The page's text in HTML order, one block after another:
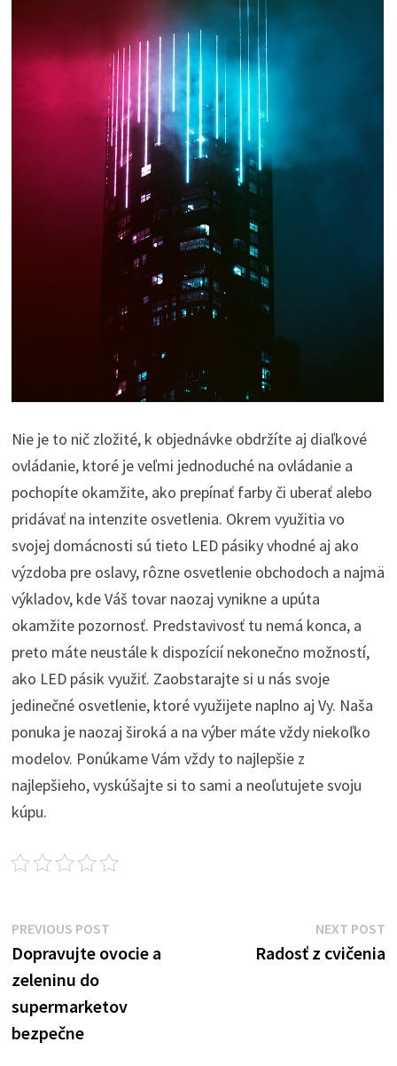
Nie je to nič zložité, k objednávke obdržíte aj diaľkové
ovládanie, ktoré je veľmi jednoduché na ovládanie a
pochopíte okamžite, ako prepínať farby či uberať alebo
pridávať na intenzite osvetlenia. Okrem využitia vo
svojej domácnosti sú tieto LED pásiky vhodné aj ako
výzdoba pre oslavy, rôzne osvetlenie obchodoch a najmä
výkladov, kde Váš tovar naozaj vynikne a upúta
okamžite pozornosť. Predstavivosť tu nemá konca, a
preto máte neustále k dispozícií nekonečno možností,
ako LED pásik využiť. Zaobstarajte si u nás svoje
jedinečné osvetlenie, ktoré využijete naplno aj Vy. Naša
ponuka je naozaj široká a na výber máte vždy niekoľko
modelov. Ponúkame Vám vždy to najlepšie z
najlepšieho, vyskúšajte si to sami a neoľutujete svoju
kúpu.
Post
navigation
PREVIOUS POSTPrevious
post:
Dopravujte ovocie a
zeleninu do
supermarketov
bezpečne
NEXT POST
Radosť z cvičenia